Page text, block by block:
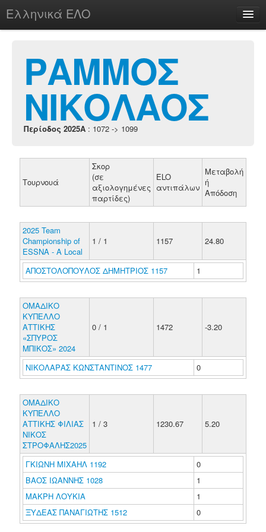
Ελληνικά ΕΛΟ
chesstu.be @ discord
Login
ΡΑΜΜΟΣ
ΝΙΚΟΛΑΟΣ
Περίοδος 2025A : 1072 -> 1099
Τουρνουά
Σκορ
(σε
αξιολογημένες
παρτίδες)
ELO
αντιπάλων
Μεταβολή
ή
Απόδοση
2025 Team
Championship of
ESSNA - A Local
1 / 1 1157 24.80
ΑΠΟΣΤΟΛΟΠΟΥΛΟΣ ΔΗΜΗΤΡΙΟΣ 1157 1
ΟΜΑΔΙΚΟ
ΚΥΠΕΛΛΟ
ΑΤΤΙΚΗΣ
«ΣΠΥΡΟΣ
ΜΠΙΚΟΣ» 2024
0 / 1 1472 -3.20
ΝΙΚΟΛΑΡΑΣ ΚΩΝΣΤΑΝΤΙΝΟΣ 1477 0
ΟΜΑΔΙΚΟ
ΚΥΠΕΛΛΟ
ΑΤΤΙΚΗΣ ΦΙΛΙΑΣ
ΝΙΚΟΣ
ΣΤΡΟΦΑΛΗΣ2025
1 / 3 1230.67 5.20
ΓΚΙΩΝΗ ΜΙΧΑΗΛ 1192
0
ΒΑΟΣ ΙΩΑΝΝΗΣ 1028
1
ΜΑΚΡΗ ΛΟΥΚΙΑ
1
ΞΥΔΕΑΣ ΠΑΝΑΓΙΩΤΗΣ 1512
0